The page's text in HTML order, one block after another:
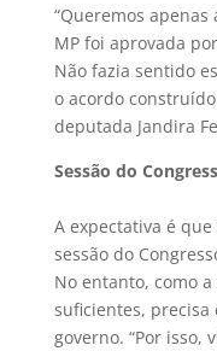
“Queremos apenas
MP foi aprovada
Não fazia sentido
o acordo
deputada Jandira
Sessão do
A expectativa é
sessão do
No entanto, como
suficientes, precisa
governo. “Por isso,